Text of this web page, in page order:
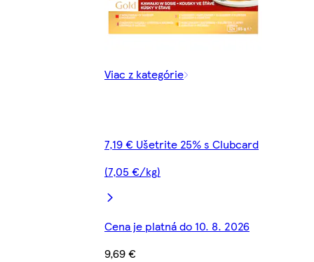
Viac z kategórie
7,19 € Ušetrite 25% s Clubcard
(7,05 €/kg)
Cena je platná do 10. 8. 2026
9,69 €